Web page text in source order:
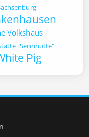
Volkshaus
"Sennhütte"
Pig